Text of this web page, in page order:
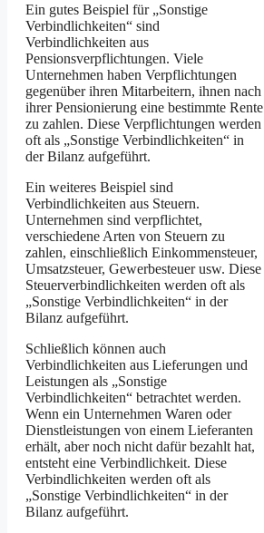
Ein gutes Beispiel für „Sonstige
Verbindlichkeiten“ sind
Verbindlichkeiten aus
Pensionsverpflichtungen. Viele
Unternehmen haben Verpflichtungen
gegenüber ihren Mitarbeitern, ihnen nach
ihrer Pensionierung eine bestimmte Rente
zu zahlen. Diese Verpflichtungen werden
oft als „Sonstige Verbindlichkeiten“ in
der Bilanz aufgeführt.
Ein weiteres Beispiel sind
Verbindlichkeiten aus Steuern.
Unternehmen sind verpflichtet,
verschiedene Arten von Steuern zu
zahlen, einschließlich Einkommensteuer,
Umsatzsteuer, Gewerbesteuer usw. Diese
Steuerverbindlichkeiten werden oft als
„Sonstige Verbindlichkeiten“ in der
Bilanz aufgeführt.
Schließlich können auch
Verbindlichkeiten aus Lieferungen und
Leistungen als „Sonstige
Verbindlichkeiten“ betrachtet werden.
Wenn ein Unternehmen Waren oder
Dienstleistungen von einem Lieferanten
erhält, aber noch nicht dafür bezahlt hat,
entsteht eine Verbindlichkeit. Diese
Verbindlichkeiten werden oft als
„Sonstige Verbindlichkeiten“ in der
Bilanz aufgeführt.